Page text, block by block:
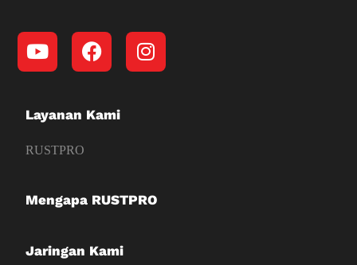
Layanan Kami
RUSTPRO
Mengapa RUSTPRO
Jaringan Kami